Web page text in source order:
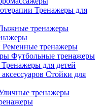
Тренажеры для
тренажеры
Ременные тренажеры
Футбольные тренажеры
Тренажеры для детей
Стойки для
тренажеры